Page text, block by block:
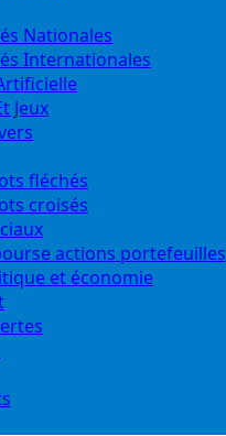
Nationales
Internationales
Jeux
fléchés
croisés
actions portefeuilles
et économie